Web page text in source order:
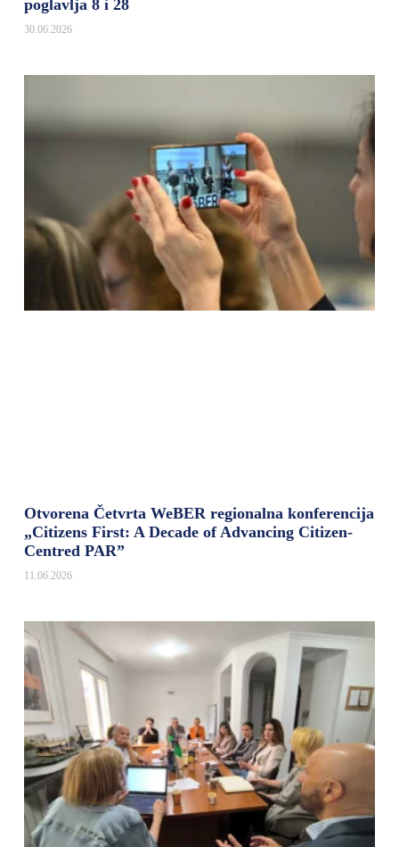
poglavlja 8 i 28
30.06.2026
Otvorena Četvrta WeBER regionalna konferencija
„Citizens First: A Decade of Advancing Citizen-
Centred PAR”
11.06.2026